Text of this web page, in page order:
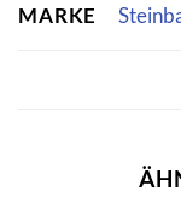
MARKE